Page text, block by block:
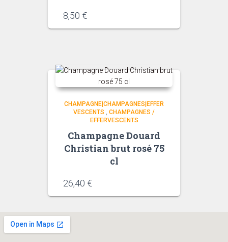
8,50 €
CHAMPAGNE|CHAMPAGNES|EFFER
VESCENTS , CHAMPAGNES /
EFFERVESCENTS
Champagne Douard
Christian brut rosé 75
cl
26,40 €